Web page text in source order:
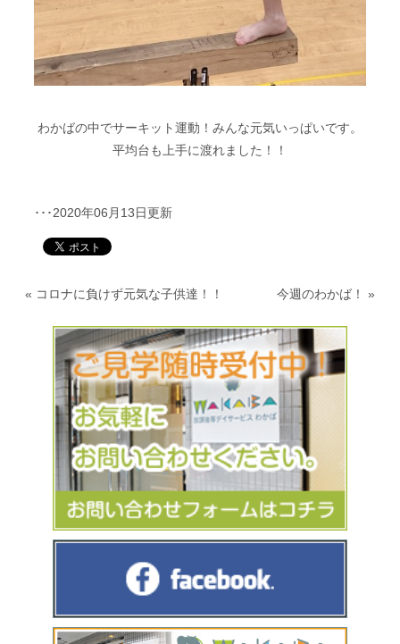
わかばの中でサーキット運動！みんな元気いっぱいです。
平均台も上手に渡れました！！
･･･2020年06月13日更新
« コロナに負けず元気な子供達！！ 今週のわかば！ »